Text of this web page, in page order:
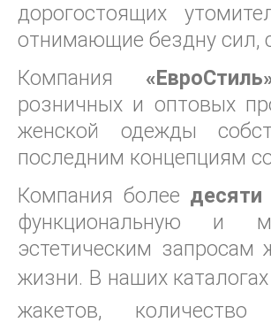
дорогостоящих
отнимающие бездну сил,
Компания
розничных и оптовых
женской одежды
последним концепциям
Компания более десяти
функциональную и
эстетическим
жизни. В наших
жакетов,